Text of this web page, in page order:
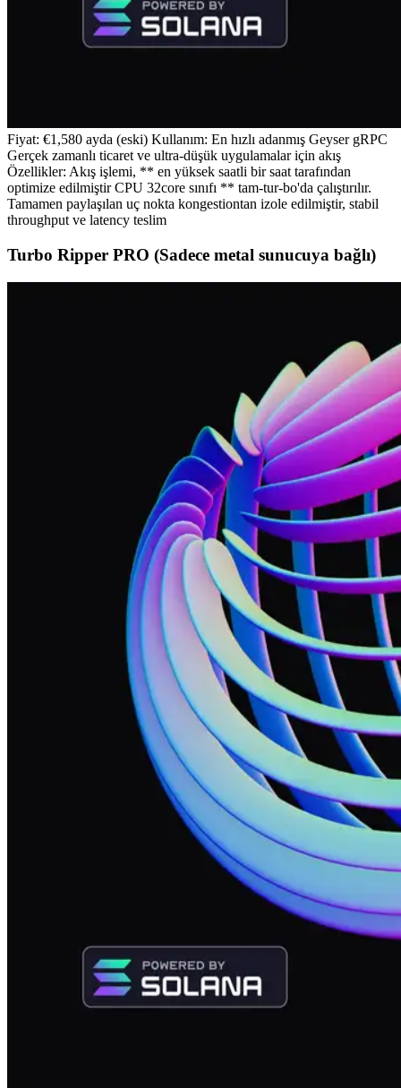
Fiyat: €1,580 ayda (eski) Kullanım: En hızlı adanmış Geyser gRPC
Gerçek zamanlı ticaret ve ultra-düşük uygulamalar için akış
Özellikler: Akış işlemi, ** en yüksek saatli bir saat tarafından
optimize edilmiştir CPU 32core sınıfı ** tam-tur-bo'da çalıştırılır.
Tamamen paylaşılan uç nokta kongestiontan izole edilmiştir, stabil
throughput ve latency teslim
Turbo Ripper PRO (Sadece metal sunucuya bağlı)